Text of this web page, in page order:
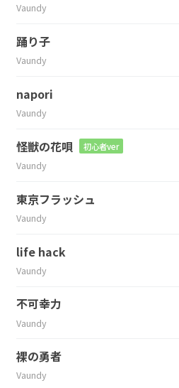
Vaundy
踊り子
Vaundy
napori
Vaundy
怪獣の花唄 初心者ver
Vaundy
東京フラッシュ
Vaundy
life hack
Vaundy
不可幸力
Vaundy
裸の勇者
Vaundy